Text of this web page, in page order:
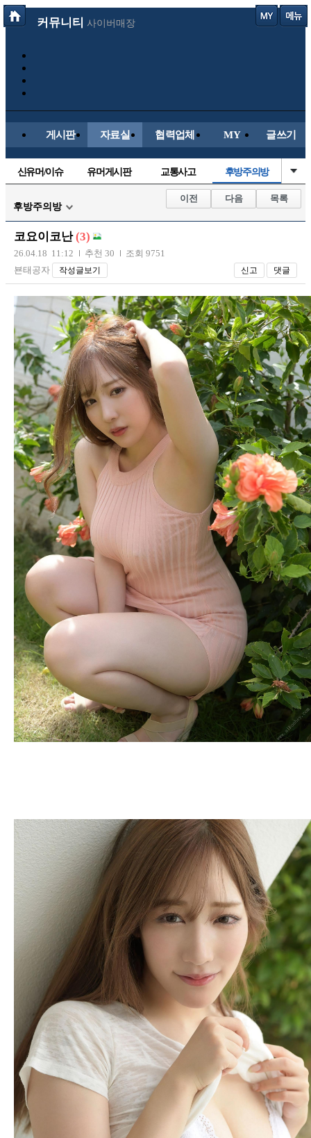
커뮤니티 사이버매장
게시판 자료실 협력업체 MY 글쓰기
신유머/이슈 유머게시판 교통사고 후방주의방
내차사진 직찍/특종
자동차사진 레이싱모델 자유사진 군사/무기
항공/해운/철도
장착시공사진
후방주의방
이전 다음 목록
코요이코난 (3)
26.04.18 11:12 추천 30
조회 9751
뵨태공자
작성글보기 신고 댓글